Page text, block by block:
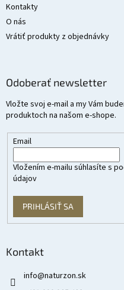
Kontakty
O nás
Vrátiť produkty z objednávky
Odoberať newsletter
Vložte svoj e-mail a my Vám
produktoch na našom e-shope.
Email
Vložením e-mailu súhlasíte s
údajov
PRIHLÁSIŤ SA
Kontakt
info@naturzon.sk